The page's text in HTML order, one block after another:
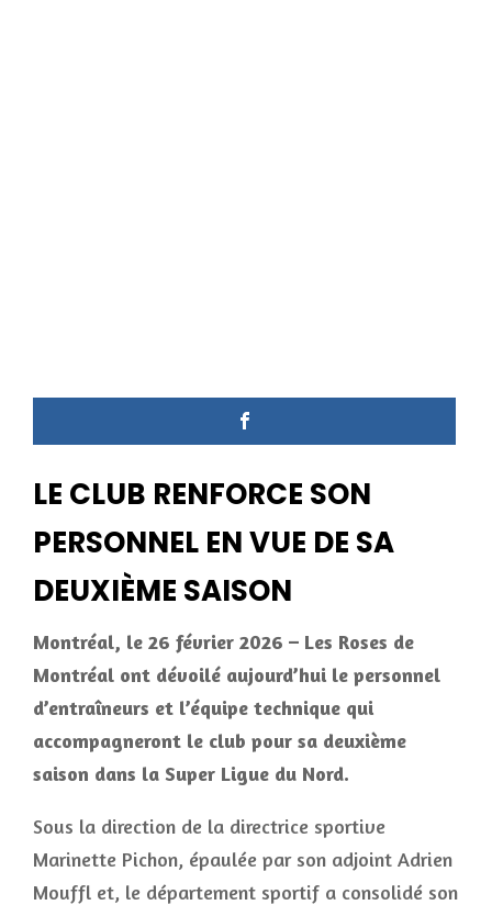
LE CLUB RENFORCE SON
PERSONNEL EN VUE DE SA
DEUXIÈME SAISON
Montréal, le 26 février 2026 – Les Roses de
Montréal ont dévoilé aujourd’hui le personnel
d’entraîneurs et l’équipe technique qui
accompagneront le club pour sa deuxième
saison dans la Super Ligue du Nord.
Sous la direction de la directrice sportive
Marinette Pichon, épaulée par son adjoint Adrien
Mouffl et, le département sportif a consolidé son